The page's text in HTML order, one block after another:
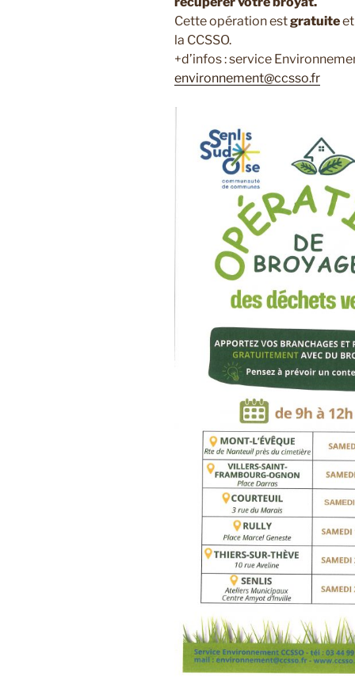
Cette opération estgratuite
la CCSSO.
+d’infos : service
environnement@ccsso.fr